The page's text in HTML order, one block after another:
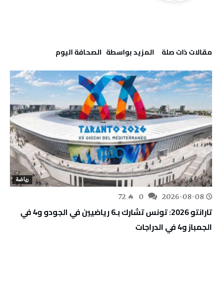
‫مقالات ذات صلة‬ ‫‫المزيد بواسطة‬ ‬ ‭ ‬الصحافة‭ ‬اليوم
رياضة
2026-08-08
72
تارانتو 2026: تونس تشارك بـ6 رياضيين في الجودو و4 في
الجمباز و4 في الدراجات